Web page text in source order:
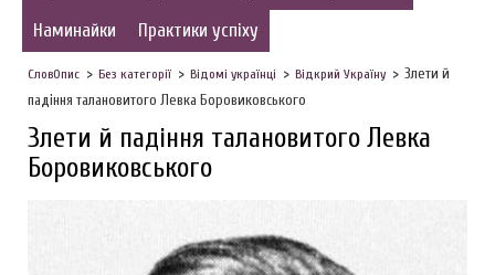
Наминайки
Практики успіху
СловОпис Без категорії Відомі українці Відкрий Україну
Злети й
падіння талановитого Левка Боровиковського
Злети й падіння талановитого Левка
Боровиковського